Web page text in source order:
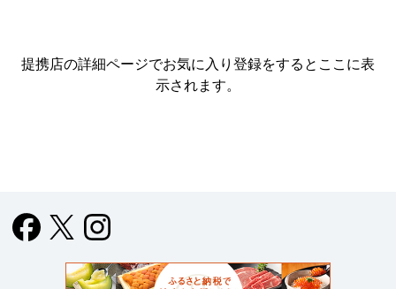
提携店の詳細ページでお気に入り登録をすると ここに表
示されます。